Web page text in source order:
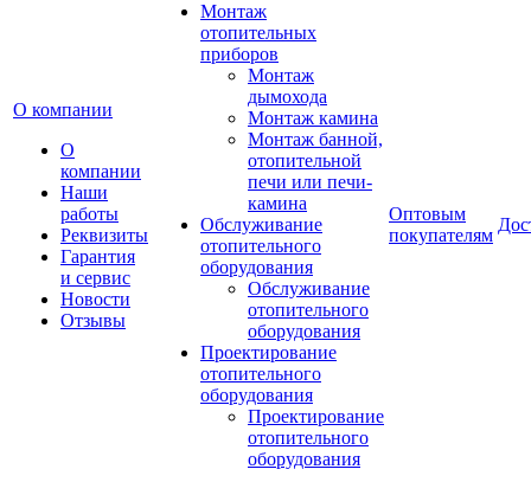
О компании
О
компании
Наши
работы
Реквизиты
Гарантия
и сервис
Новости
Отзывы
Монтаж
отопительных
приборов
Монтаж
дымохода
Монтаж камина
Монтаж банной,
отопительной
печи или печи-
камина
Обслуживание
отопительного
оборудования
Обслуживание
отопительного
оборудования
Проектирование
отопительного
оборудования
Проектирование
отопительного
оборудования
Оптовым
покупателям